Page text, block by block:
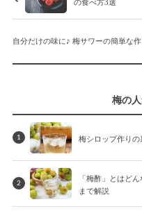
の食べ方3選
自分だけの味に♪ 梅サワーの簡単な
梅の
1 梅シロップ作り
2
「梅酢」とはど
まで解説